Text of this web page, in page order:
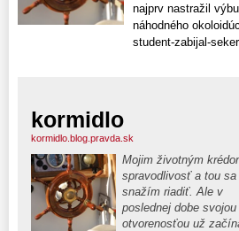
najprv nastražil
náhodného
student-zabijal-
kormidlo
kormidlo.blog.pravda.sk
Mojim životným
spravodlivosť a tou sa
snažím riadiť. Ale v
poslednej dobe svojou
otvorenosťou už